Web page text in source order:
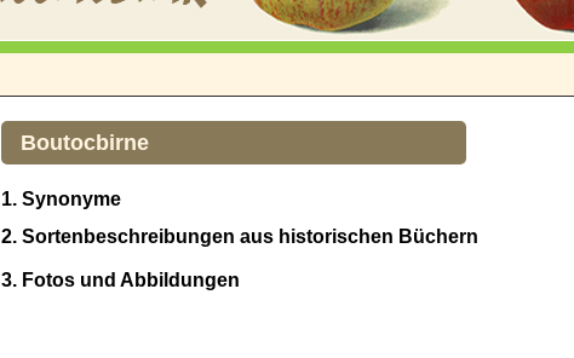
Boutocbirne
1. Synonyme
2. Sortenbeschreibungen aus historischen Büchern
3. Fotos und Abbildungen